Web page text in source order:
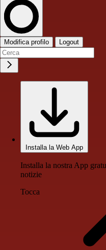
Modifica profilo Logout
Installa la Web App
Installa la nostra App
notizie
Tocca